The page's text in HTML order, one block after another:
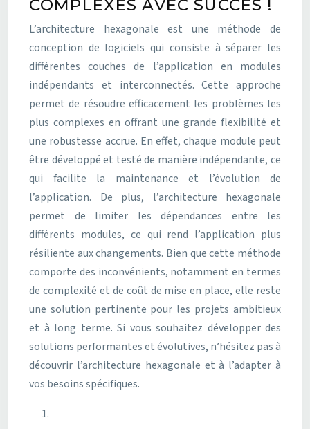
COMPLEXES AVEC SUCCÈS !
L’architecture hexagonale est une méthode de
conception de logiciels qui consiste à séparer les
différentes couches de l’application en modules
indépendants et interconnectés. Cette approche
permet de résoudre efficacement les problèmes les
plus complexes en offrant une grande flexibilité et
une robustesse accrue. En effet, chaque module peut
être développé et testé de manière indépendante, ce
qui facilite la maintenance et l’évolution de
l’application. De plus, l’architecture hexagonale
permet de limiter les dépendances entre les
différents modules, ce qui rend l’application plus
résiliente aux changements. Bien que cette méthode
comporte des inconvénients, notamment en termes
de complexité et de coût de mise en place, elle reste
une solution pertinente pour les projets ambitieux
et à long terme. Si vous souhaitez développer des
solutions performantes et évolutives, n’hésitez pas à
découvrir l’architecture hexagonale et à l’adapter à
vos besoins spécifiques.